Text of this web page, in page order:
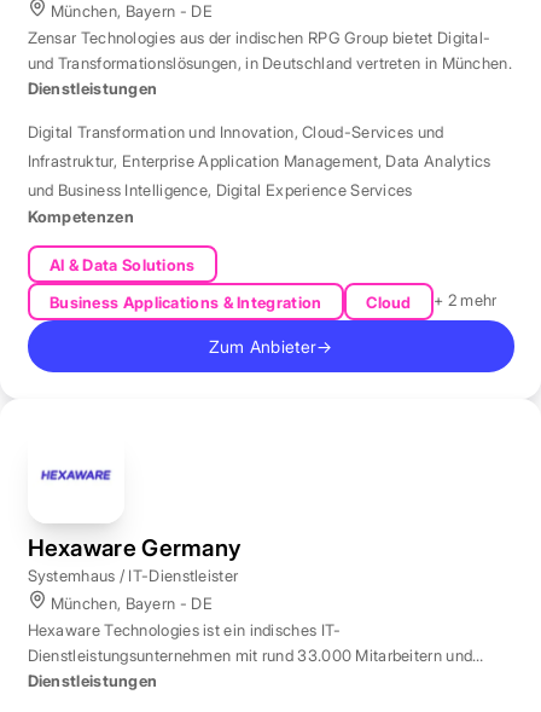
München, Bayern - DE
Zensar Technologies aus der indischen RPG Group bietet Digital-
und Transformationslösungen, in Deutschland vertreten in München.
Dienstleistungen
Digital Transformation und Innovation,Cloud-Services und
Infrastruktur, Enterprise Application Management, Data Analytics
und Business Intelligence, Digital Experience Services
Kompetenzen
AI & Data Solutions
Business Applications & Integration
Cloud + 2 mehr
Zum Anbieter→
Hexaware Germany
Systemhaus / IT-Dienstleister
München, Bayern - DE
Hexaware Technologies ist ein indisches IT-
Dienstleistungsunternehmen mit rund 33.000 Mitarbeitern und
Standort München für Automatisierung und KI.
Dienstleistungen